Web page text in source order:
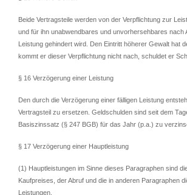
Beide Vertragsteile werden von der Verpflichtung zur
und für ihn unabwendbares und unvorhersehbares
Leistung gehindert wird. Den Eintritt höherer Gewalt hat
kommt er dieser Verpflichtung nicht nach, schuldet er
§ 16 Verzögerung einer Leistung
Den durch die Verzögerung einer fälligen Leistung
Vertragsteil zu ersetzen. Geldschulden sind seit dem
Basiszinssatz (§ 247 BGB) für das Jahr (p.a.) zu
§ 17 Verzögerung einer Hauptleistung
(1) Hauptleistungen im Sinne dieses Paragraphen sind
Kaufpreises, der Abruf und die in anderen Paragraphen
Leistungen.